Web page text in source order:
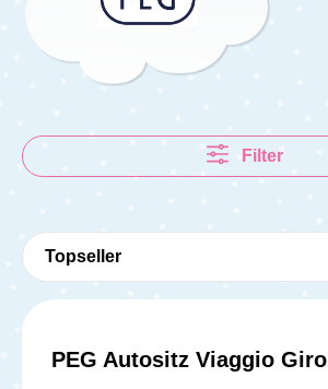
Filter
PEG Autositz Viaggio Giro